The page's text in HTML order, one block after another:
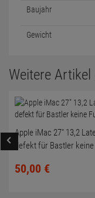
Baujahr
Gewicht
Weitere
Apple iMac 27" 13,2
defekt für Bastler
50,00 €